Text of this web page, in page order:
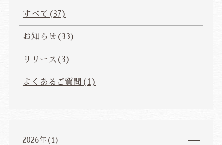
すべて(37)
お知らせ(33)
リリース(3)
よくあるご質問(1)
2026年(1)
よくあるご質問
ベストレート保証 公式予約特典 総合TOP
プライバシーポリシー
カスタマーハラスメントに対する基本方針